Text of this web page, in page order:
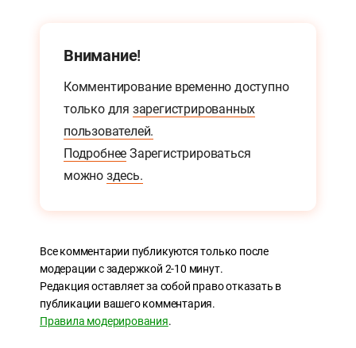
Внимание!
Комментирование временно доступно
только для зарегистрированных
пользователей.
Подробнее Зарегистрироваться
можно здесь.
Все комментарии публикуются только после
модерации с задержкой 2-10 минут.
Редакция оставляет за собой право отказать в
публикации вашего комментария.
Правила модерирования.